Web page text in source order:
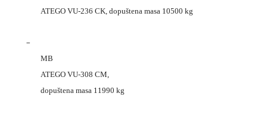
ATEGO VU-236 CK, dopuštena masa 10500 kg
–
MB
ATEGO VU-308 CM,
dopuštena masa 11990 kg